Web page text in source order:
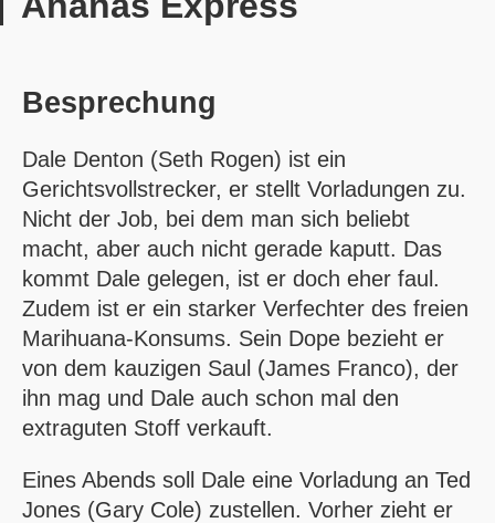
Besprechung
Dale Denton (Seth Rogen) ist ein
Gerichtsvollstrecker, er stellt Vorladungen zu.
Nicht der Job, bei dem man sich beliebt
macht, aber auch nicht gerade kaputt. Das
kommt Dale gelegen, ist er doch eher faul.
Zudem ist er ein starker Verfechter des freien
Marihuana-Konsums. Sein Dope bezieht er
von dem kauzigen Saul (James Franco), der
ihn mag und Dale auch schon mal den
extraguten Stoff verkauft.
Eines Abends soll Dale eine Vorladung an Ted
Jones (Gary Cole) zustellen. Vorher zieht er